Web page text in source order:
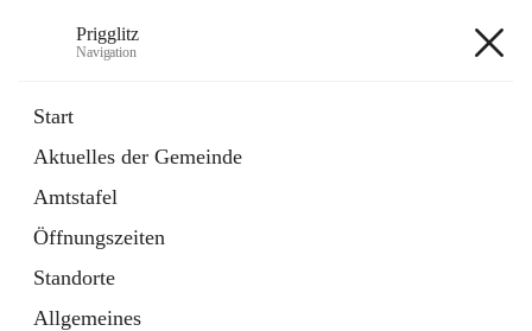
Prigglitz
Navigation
Start
Aktuelles der Gemeinde
Amtstafel
Öffnungszeiten
Standorte
Allgemeines
Externe Webseite
in
Tab
Gemeindezeitung
Ordner
öffnet
in
neuem
Tab